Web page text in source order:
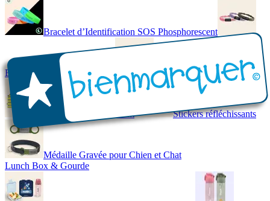
Bracelet d’Identification SOS Phosphorescent
Bracelet personnalisé élégant Bracelet Personnalisé en cuir
Gilet de Sécurité Enfant Stickers réfléchissants
Médaille Gravée pour Chien et Chat
Lunch Box & Gourde